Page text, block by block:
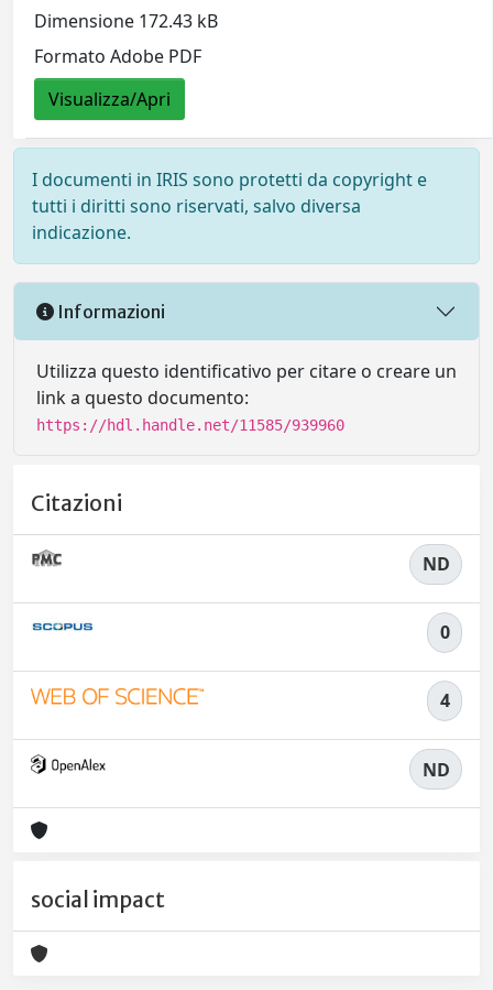
Dimensione 172.43 kB
Formato Adobe PDF
Visualizza/Apri
I documenti in IRIS sono protetti da copyright e
tutti i diritti sono riservati, salvo diversa
indicazione.
Informazioni
Utilizza questo identificativo per citare o creare un
link a questo documento:
https://hdl.handle.net/11585/939960
Citazioni
ND
0
4
ND
social impact